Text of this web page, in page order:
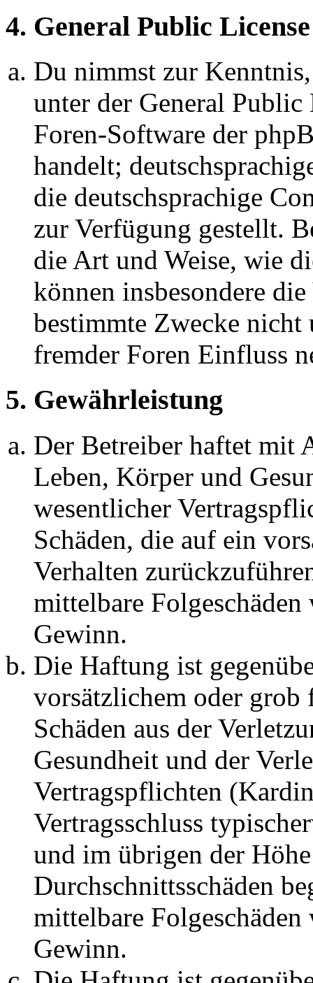
4. General Public License
Du nimmst zur
unter der General
Foren-Software der
handelt;
die deutschsprachige
zur Verfügung gestellt.
die Art und Weise, wie
können insbesondere
bestimmte Zwecke nicht
fremder Foren Einfluss
5. Gewährleistung
Der Betreiber haftet mit
Leben, Körper und
wesentlicher
Schäden, die auf ein
Verhalten
mittelbare Folgeschäden
Gewinn.
Die Haftung ist
vorsätzlichem oder grob
Schäden aus der
Gesundheit und der
Vertragspflichten
Vertragsschluss
und im übrigen der
Durchschnittsschäden
mittelbare Folgeschäden
Gewinn.